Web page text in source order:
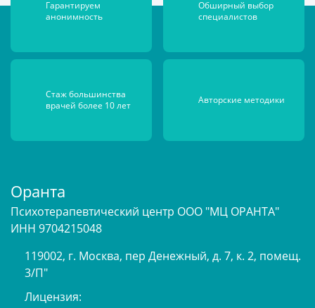
Гарантируем
анонимность
Обширный выбор
специалистов
Стаж большинства
врачей более 10 лет
Авторские методики
Оранта
Психотерапевтический центр ООО "МЦ ОРАНТА"
ИНН 9704215048
119002, г. Москва, пер Денежный, д. 7, к. 2, помещ.
3/П"
Лицензия: